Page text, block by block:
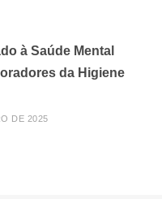
à Saúde Mental
da Higiene
DE 2025